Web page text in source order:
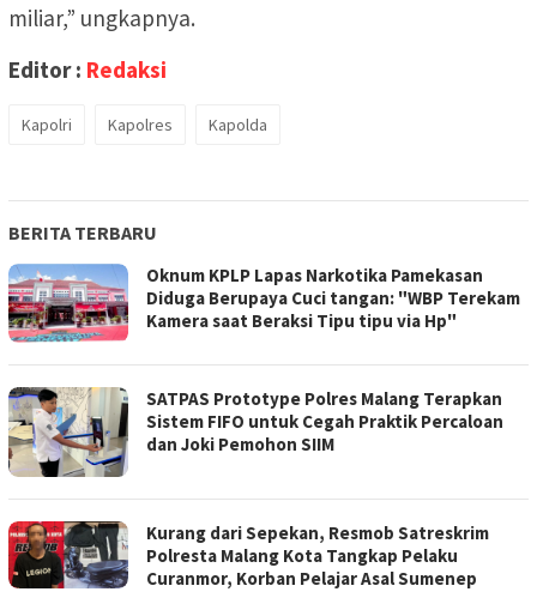
miliar,” ungkapnya.
Editor : Redaksi
Kapolri Kapolres Kapolda
BERITA TERBARU
Oknum KPLP Lapas Narkotika Pamekasan
Diduga Berupaya Cuci tangan: "WBP Terekam
Kamera saat Beraksi Tipu tipu via Hp"
SATPAS Prototype Polres Malang Terapkan
Sistem FIFO untuk Cegah Praktik Percaloan
dan Joki Pemohon SIIM
Kurang dari Sepekan, Resmob Satreskrim
Polresta Malang Kota Tangkap Pelaku
Curanmor, Korban Pelajar Asal Sumenep